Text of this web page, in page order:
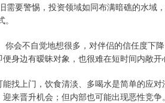
需要警惕，投资领域如同布满暗礁的水域
会不自觉地想很多，对伴侣的信任度下
身边有暧昧对象，也很难在短时间内敞开
找上门，饮食清淡、多喝水是简单的应
来晋升机会；但内部也可能出现恶性竞